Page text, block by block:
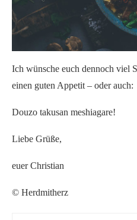
Ich wünsche euch dennoch viel
einen guten Appetit – oder auch:
Douzo takusan meshiagare!
Liebe Grüße,
euer Christian
© Herdmitherz